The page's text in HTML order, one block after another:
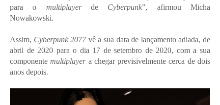
para o multiplayerde Cyberpunk”, afirmou Micha
Nowakowski.
Assim, Cyberpunk 2077vê a sua data de lançamento adiada, de
abril de 2020 para o dia 17 de setembro de 2020, com a sua
componentemultiplayera chegar previsivelmente cerca de dois
anos depois.